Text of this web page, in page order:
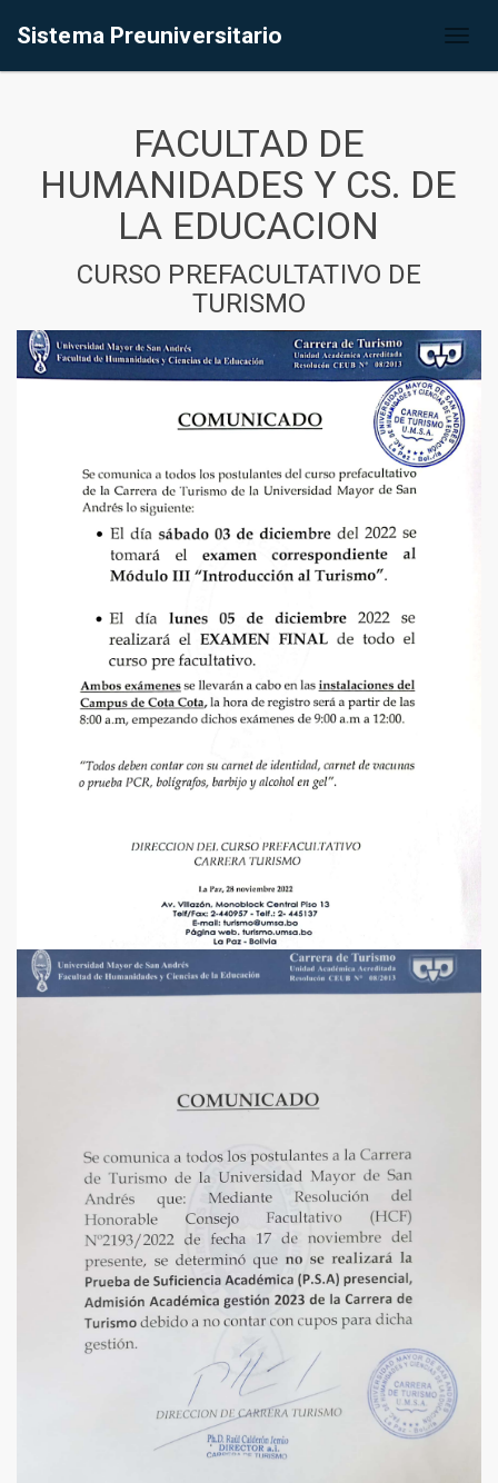
Sistema Preuniversitario
FACULTAD DE
HUMANIDADES Y CS. DE
LA EDUCACION
CURSO PREFACULTATIVO DE
TURISMO